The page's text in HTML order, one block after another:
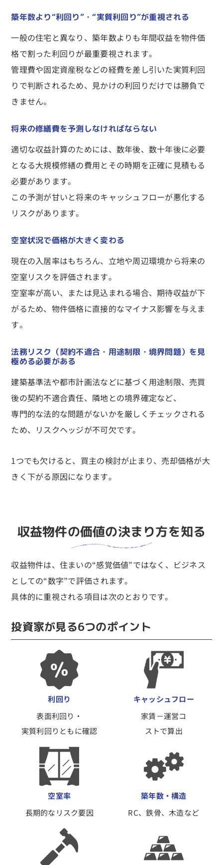
築年数より“利回り”・“実質利回り”が重視される
一般の住宅と異なり、築年数よりも年間収益を物件価
格で割った利回りが最重要視されます。
管理費や固定資産税などの経費を差し引いた実質利回
りで判断されるため、見かけの利回りだけでは勝負で
きません。
将来の修繕費を予測しなければならない
適切な収益計算のためには、数年後、数十年後に必要
となる大規模修繕の費用とその時期を正確に見積もる
必要があります。
この予測が甘いと将来のキャッシュフローが悪化する
リスクがあります。
空室状況で価格が大きく変わる
現在の入居率はもちろん、立地や周辺環境から将来の
空室リスクを評価されます。
空室率が高い、または見込まれる場合、期待収益が下
がるため、物件価格に直接的なマイナス影響を与えま
す。
法務リスク（契約不適合・用途制限・境界問題）を見
極める必要がある
建築基準法や都市計画法などに基づく用途制限、売買
後の契約不適合責任、隣地との境界確定など、
専門的な法的な問題がないかを厳しくチェックされる
ため、リスクヘッジが不可欠です。
1つでも欠けると、買主の検討が止まり、売却価格が大
きく下がる原因になります。
収益物件の価値の決まり方を知る
収益物件は、住まいの“感覚価値”ではなく、ビジネス
としての“数字”で評価されます。
具体的に重視される項目は次のとおりです。
投資家が見る6つのポイント
利回り
表面利回り・
実質利回りともに確認
キャッシュフロー
家賃－運営コ
ストで算出
空室率
長期的なリスク要因
築年数・構造
RC、鉄骨、木造など